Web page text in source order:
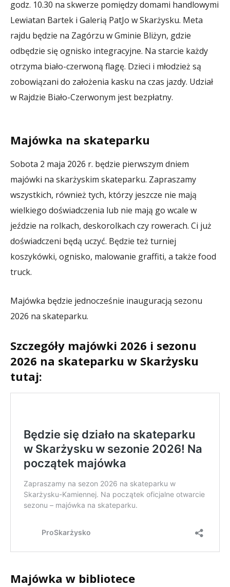
godz. 10.30 na skwerze pomiędzy domami handlowymi
Lewiatan Bartek i Galerią PatJo w Skarżysku. Meta
rajdu będzie na Zagórzu w Gminie Bliżyn, gdzie
odbędzie się ognisko integracyjne. Na starcie każdy
otrzyma biało-czerwoną flagę. Dzieci i młodzież są
zobowiązani do założenia kasku na czas jazdy. Udział
w Rajdzie Biało-Czerwonym jest bezpłatny.
Majówka na skateparku
Sobota 2 maja 2026 r. będzie pierwszym dniem
majówki na skarżyskim skateparku. Zapraszamy
wszystkich, również tych, którzy jeszcze nie mają
wielkiego doświadczenia lub nie mają go wcale w
jeździe na rolkach, deskorolkach czy rowerach. Ci już
doświadczeni będą uczyć. Będzie też turniej
koszykówki, ognisko, malowanie graffiti, a także food
truck.
Majówka będzie jednocześnie inauguracją sezonu
2026 na skateparku.
Szczegóły majówki 2026 i sezonu
2026 na skateparku w Skarżysku
tutaj:
Majówka w bibliotece